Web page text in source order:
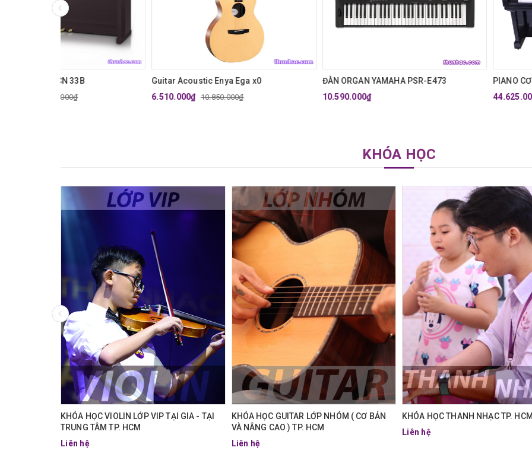
Guitar Acoustic Enya Ega x0
6.510.000₫
10.850.000₫
ĐÀN ORGAN YAMAHA PSR-E473
10.590.000₫
PIANO CƠ YAMAHA U3H
59.500.000₫
KHÓA HỌC
KHÓA HỌC VIOLIN LỚP VIP TẠI GIA - TẠI
TRUNG TÂM TP. HCM
Liên hệ
KHÓA HỌC GUITAR LỚP NHÓM ( CƠ BẢN
VÀ NÂNG CAO ) TP. HCM
Liên hệ
KHÓA HỌC THANH NHẠC TP. HCM
Liên hệ